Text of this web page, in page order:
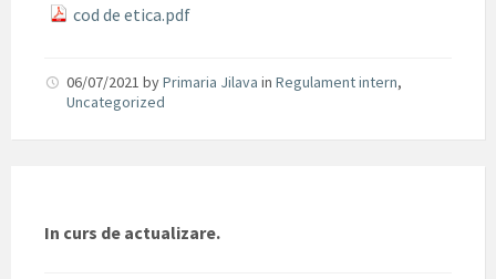
cod de etica.pdf
06/07/2021 byPrimaria Jilava in Regulament intern,
Uncategorized
In curs de actualizare.